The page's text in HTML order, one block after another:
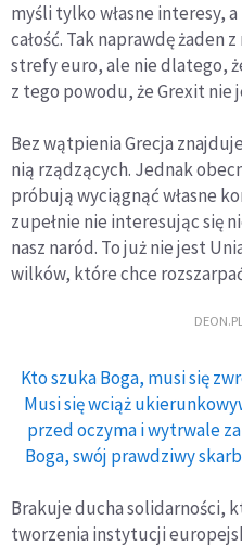
myśli tylko własne interesy,
całość. Tak naprawdę żaden
strefy euro, ale nie dlatego,
z tego powodu, że Grexit nie
Bez wątpienia Grecja
nią rządzących. Jednak
próbują wyciągnąć własne
zupełnie nie interesując się
nasz naród. To już nie jest
wilków, które chce
Kto szuka Boga, musi się
Musi się wciąż
przed oczyma i wytrwale
Boga, swój prawdziwy
Brakuje ducha solidarności,
tworzenia instytucji